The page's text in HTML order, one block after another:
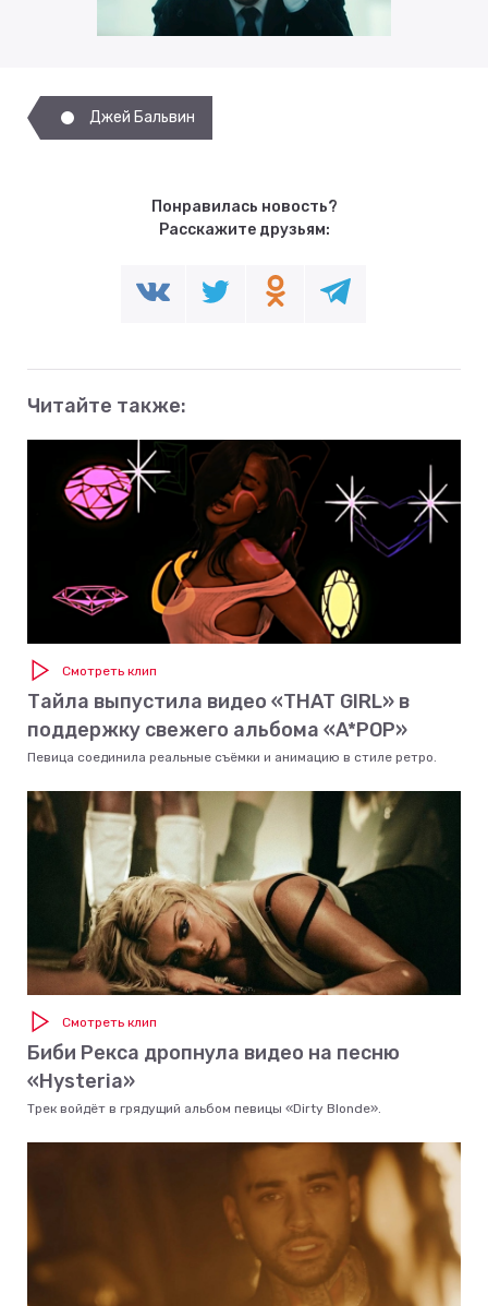
Джей Бальвин
Понравилась новость?
Расскажите друзьям:
Читайте также:
Смотреть клип
Тайла выпустила видео «THAT GIRL» в
поддержку свежего альбома «A*POP»
Певица соединила реальные съёмки и анимацию в стиле ретро.
Смотреть клип
Биби Рекса дропнула видео на песню
«Hysteria»
Трек войдёт в грядущий альбом певицы «Dirty Blonde».